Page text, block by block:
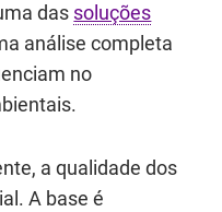
das soluções
análise completa
no
a qualidade dos
A base é